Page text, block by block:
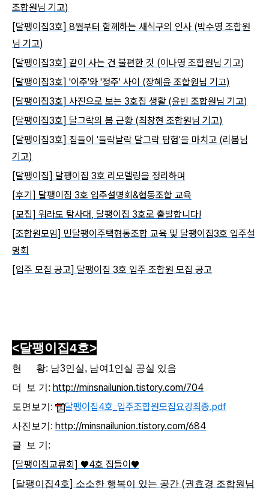
조합원님 기고)
[달팽이집3호] 8월부터 함께하는 새식구의 인사 (박수영 조합원
님 기고)
[달팽이집3호] 같이 사는 건 불편한 것 (이나영 조합원님 기고)
[달팽이집3호] '이주'와 '정주' 사이 (장혜윤 조합원님 기고)
[달팽이집3호] 사진으로 보는 3호집 생활 (윤빈 조합원님 기고)
[달팽이집3호] 달그락의 봄 근황 (최창현 조합원님 기고)
[달팽이집3호] 집들이 '들락날락 달그락 탐험'을 마치고 (리봄님
기고)
[달팽이집] 달팽이집 3호 리모델링을 정리하며
[후기] 달팽이집 3호 입주설명회&협동조합 교육
[모집] 뭐라도 탐사대, 달팽이집 3호로 출발합니다!
[조합원모임] 민달팽이주택협동조합 교육 및 달팽이집3호 입주설
명회
[입주 모집 공고] 달팽이집 3호 입주 조합원 모집 공고
<달팽이집4호>
현 황: 남3인실, 남여1인실 공실 있음
더 보 기: http://minsnailunion.tistory.com/704
도면보기: 달팽이집4호_입주조합원모집요강최종.pdf
사진보기: http://minsnailunion.tistory.com/684
글 보 기:
[달팽이집교류회] ♥4호 집들이♥
[달팽이집4호] 소소한 행복이 있는 공간 (권효경 조합원님